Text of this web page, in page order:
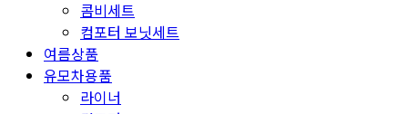
콤비세트
컴포터 보닛세트
여름상품
유모차용품
라이너